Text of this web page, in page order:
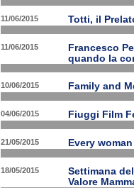
11/06/2015 Totti, il
11/06/2015
Francesco
quando la
10/06/2015 Family and
04/06/2015 Fiuggi Film
21/05/2015 Every
18/05/2015
Settimana
Valore